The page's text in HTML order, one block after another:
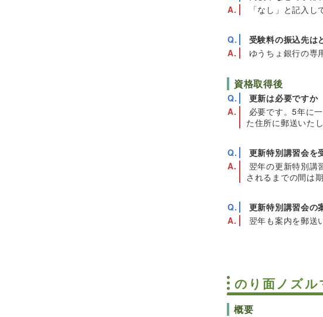
「なし」と記入し
受験料の振込先は
ゆうちょ銀行の専
資格取得後
更新は必要ですか
必要です。5年に
た住所に郵送いた
更新特別講習会を
翌年の更新特別講
されるまでの間は
更新特別講習会の
翌年も案内を郵送
のり面ノズル
概要